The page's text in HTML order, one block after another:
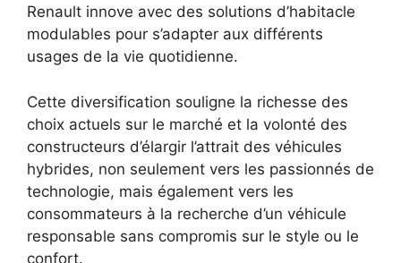
Renault innove avec des solutions d’habitacle
modulables pour s’adapter aux différents
usages de la vie quotidienne.
Cette diversification souligne la richesse des
choix actuels sur le marché et la volonté des
constructeurs d’élargir l’attrait des véhicules
hybrides, non seulement vers les passionnés de
technologie, mais également vers les
consommateurs à la recherche d’un véhicule
responsable sans compromis sur le style ou le
confort.